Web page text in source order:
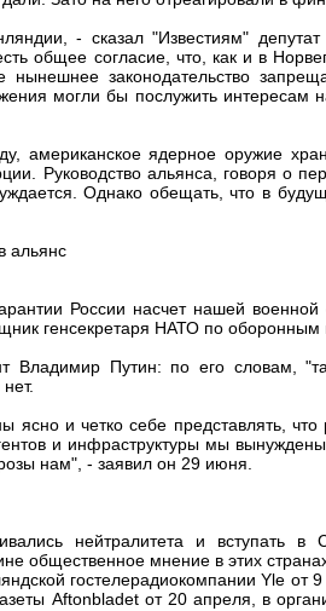
- сказал "Известиям"
общее согласие, что, как и в
законодательство
могли бы послужить интересам
американское ядерное оружие
Руководство альянса, говоря о
Однако обещать, что в
альянс
России насчет нашей
генсекретаря НАТО по оборонным
Владимир Путин: по его словам,
и четко себе представлять,
и инфраструктуры мы
нам", - заявил он 29 июня.
нейтралитета и вступать в
общественное мнение в этих
гостелерадиокомпании Yle от 9
Aftonbladet от 20 апреля, в